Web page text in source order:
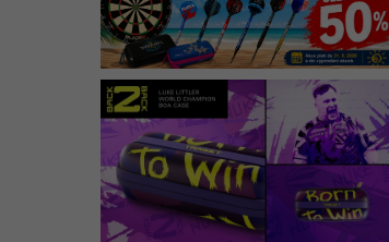
KONTAKTY NAPIŠTE NÁM